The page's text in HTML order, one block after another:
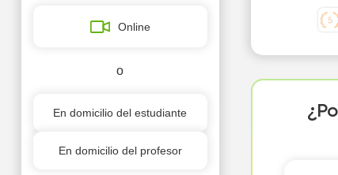
Online
o
En domicilio del estudiante
En domicilio del profesor